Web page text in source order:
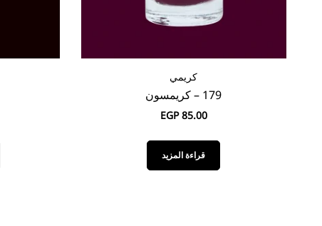
كريمي
179 – كريمسون
EGP85.00
قراءة المزيد